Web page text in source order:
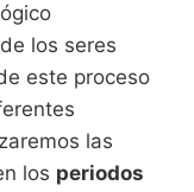
los seres
este proceso
las
los periodos